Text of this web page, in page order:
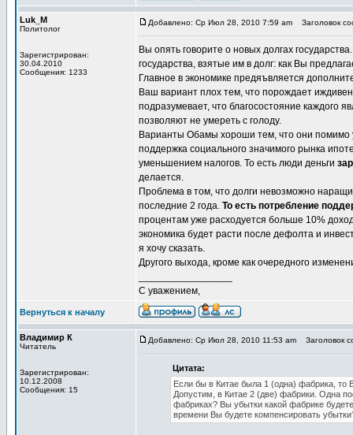
Luk_M
Политолог
Зарегистрирован:
30.04.2010
Сообщения: 1233
Добавлено: Ср Июл 28, 2010 7:59 am Заголовок
Вы опять говорите о новых долгах
государства, взятые им в долг: как Вы
Главное в экономике предяъвляется
Ваш вариант плох тем, что порождает
подразумевает, что благосостояние каждого
позволяют не умереть с голоду.
Варианты Обамы хороши тем, что они помимо
поддержка социального значимого рынка
уменьшением налогов. То есть люди деньги
делается.
Проблема в том, что долги невозможно
последние 2 года. То есть потребление
процентам уже расходуется больше 10%
экономика будет расти после дефолта и
я хочу сказать.
Другого выхода, кроме как очередного
С уважением,
Вернуться к началу
Владимир К
Читатель
Зарегистрирован:
10.12.2008
Сообщения: 15
Добавлено: Ср Июл 28, 2010 11:53 am Заголовок
Цитата:
Если бы в Китае была 1 (одна) фабрика, то
Допустим, в Китае 2 (две) фабрики. Одна
фабриках? Вы убытки какой фабрике
времени Вы будете компенсировать